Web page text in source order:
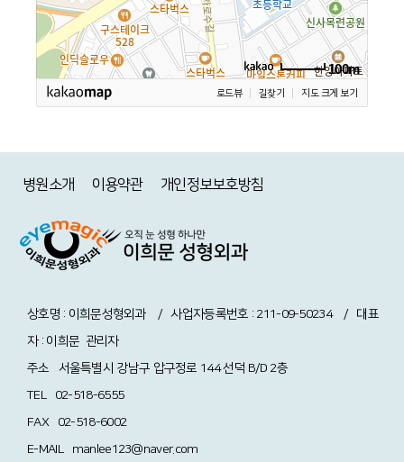
100m
로드뷰 길찾기 지도 크게 보기
병원소개 이용약관 개인정보보호방침
상호명 : 이희문성형외과 / 사업자등록번호 : 211-09-50234 / 대표
자 : 이희문 관리자
주소 서울특별시 강남구 압구정로 144 선덕 B/D 2층
TEL 02-518-6555
FAX 02-518-6002
E-MAIL manlee123@naver.com